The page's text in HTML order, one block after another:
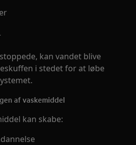
kan vandet blive
i stedet for at løbe
af vaskemiddel
kan skabe: